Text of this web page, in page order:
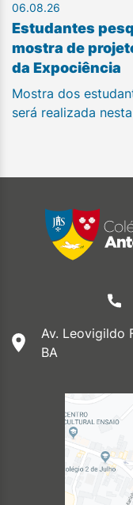
06.08.26
Estudantes
mostra de
da Expociência
Mostra dos
será realizada
Av. Leovigildo
BA